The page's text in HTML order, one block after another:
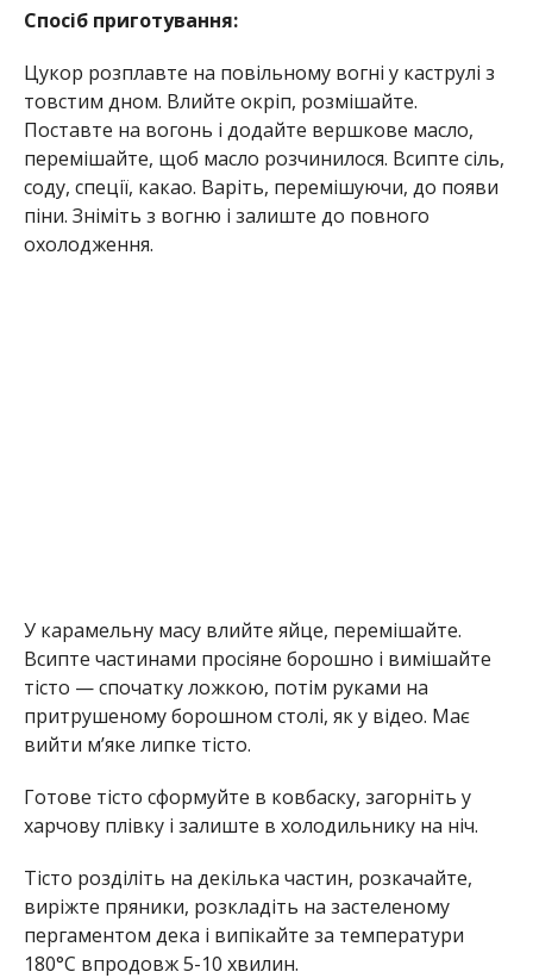
Спосіб приготування:
Цукор розплавте на повільному вогні у каструлі з
товстим дном. Влийте окріп, розмішайте.
Поставте на вогонь і додайте вершкове масло,
перемішайте, щоб масло розчинилося. Всипте сіль,
соду, спеції, какао. Варіть, перемішуючи, до появи
піни. Зніміть з вогню і залиште до повного
охолодження.
У карамельну масу влийте яйце, перемішайте.
Всипте частинами просіяне борошно і вимішайте
тісто — спочатку ложкою, потім руками на
притрушеному борошном столі, як у відео. Має
вийти м’яке липке тісто.
Готове тісто сформуйте в ковбаску, загорніть у
харчову плівку і залиште в холодильнику на ніч.
Тісто розділіть на декілька частин, розкачайте,
виріжте пряники, розкладіть на застеленому
пергаментом дека і випікайте за температури
180°С впродовж 5-10 хвилин.